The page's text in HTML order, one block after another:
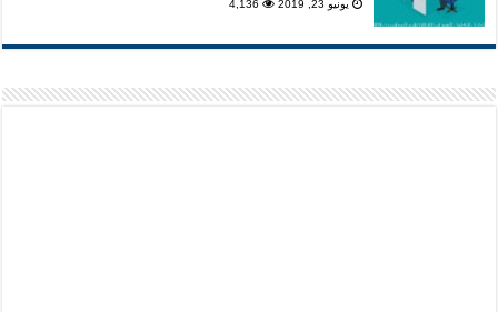
يونيو 23, 2019 4,136